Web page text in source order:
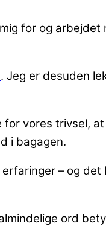
for og arbejdet
. Jeg er desuden
vores trivsel,
i bagagen.
– og
ord